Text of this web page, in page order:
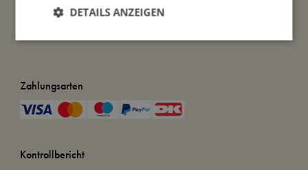
Zahlungsarten
Kontrollbericht
DETAILS ANZEIGEN